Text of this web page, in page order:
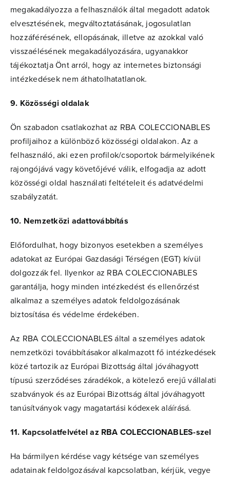
megakadályozza a felhasználók által megadott adatok
elvesztésének, megváltoztatásának, jogosulatlan
hozzáférésének, ellopásának, illetve az azokkal való
visszaélésének megakadályozására, ugyanakkor
tájékoztatja Önt arról, hogy az internetes biztonsági
intézkedések nem áthatolhatatlanok.
9. Közösségi oldalak
Ön szabadon csatlakozhat az RBA COLECCIONABLES
profiljaihoz a különböző közösségi oldalakon. Az a
felhasználó, aki ezen profilok/csoportok bármelyikének
rajongójává vagy követőjévé válik, elfogadja az adott
közösségi oldal használati feltételeit és adatvédelmi
szabályzatát.
10. Nemzetközi adattovábbítás
Előfordulhat, hogy bizonyos esetekben a személyes
adatokat az Európai Gazdasági Térségen (EGT) kívül
dolgozzák fel. Ilyenkor az RBA COLECCIONABLES
garantálja, hogy minden intézkedést és ellenőrzést
alkalmaz a személyes adatok feldolgozásának
biztosítása és védelme érdekében.
Az RBA COLECCIONABLES által a személyes adatok
nemzetközi továbbításakor alkalmazott fő intézkedések
közé tartozik az Európai Bizottság által jóváhagyott
típusú szerződéses záradékok, a kötelező erejű vállalati
szabványok és az Európai Bizottság által jóváhagyott
tanúsítványok vagy magatartási kódexek aláírásá.
11. Kapcsolatfelvétel az RBA COLECCIONABLES-szel
Ha bármilyen kérdése vagy kétsége van személyes
adatainak feldolgozásával kapcsolatban, kérjük, vegye